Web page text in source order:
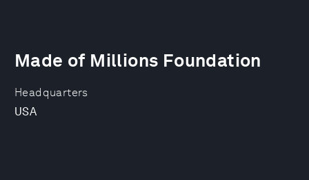
Headquarters
USA
Made of Millions Foundation